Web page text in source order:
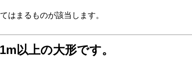
はまるものが該当します。
以上の大形です。